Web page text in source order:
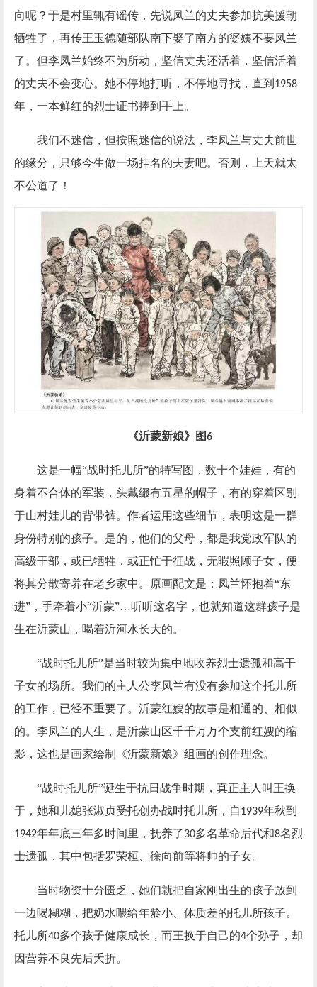
向呢？于是村里辄有谣传，先说凤兰的丈夫参加抗美援朝
牺牲了，再传王玉德随部队南下娶了南方的婆姨不要凤兰
了。但李凤兰始终不为所动，坚信丈夫还活着，坚信活着
的丈夫不会变心。她不停地打听，不停地寻找，直到 1958
年，一本鲜红的烈士证书捧到手上。
我们不迷信，但按照迷信的说法，李凤兰与丈夫前世
的缘分，只够今生做一场挂名的夫妻吧。否则，上天就太
不公道了！
《沂蒙新娘》图6
这是一幅“战时托儿所”的特写图，数十个娃娃，有的
身着不合体的军装，头戴缀有五星的帽子，有的穿着区别
于山村娃儿的背带裤。作者运用这些细节，表明这是一群
身份特别的孩子。是的，他们的父母，都是我党政军队的
高级干部，或已牺牲，或正忙于征战，无暇照顾子女，便
将其分散寄养在老乡家中。原画配文是：凤兰怀抱着“东
进”，手牵着小“沂蒙”…听听这名字，也就知道这群孩子是
生在沂蒙山，喝着沂河水长大的。
“战时托儿所”是当时较为集中地收养烈士遗孤和高干
子女的场所。我们的主人公李凤兰有没有参加这个托儿所
的工作，已经不重要了。沂蒙红嫂的故事是相通的、相似
的。李凤兰的人生，是沂蒙山区千千万万个支前红嫂的缩
影，这也是画家绘制《沂蒙新娘》组画的创作理念。
“战时托儿所”诞生于抗日战争时期，真正主人叫王换
于，她和儿媳张淑贞受托创办战时托儿所，自1939年秋到
1942年年底三年多时间里，抚养了30多名革命后代和8名烈
士遗孤，其中包括罗荣桓、徐向前等将帅的子女。
当时物资十分匮乏，她们就把自家刚出生的孩子放到
一边喝糊糊，把奶水喂给年龄小、体质差的托儿所孩子。
托儿所40多个孩子健康成长，而王换于自己的4个孙子，却
因营养不良先后夭折。